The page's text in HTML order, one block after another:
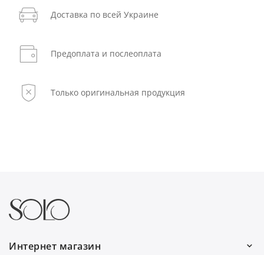
Доставка по всей Украине
Предоплата и послеоплата
Только оригинальная продукция
Интернет магазин